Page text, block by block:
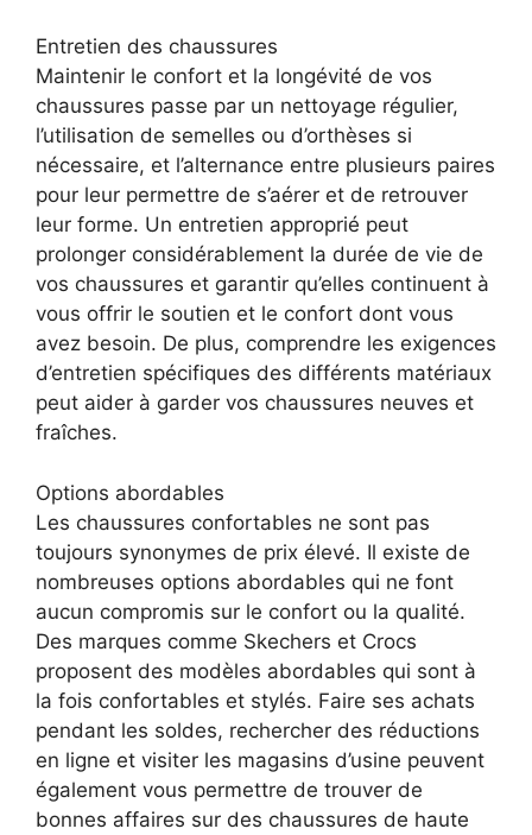
Entretien des chaussures
Maintenir le confort et la longévité de vos
chaussures passe par un nettoyage régulier,
l’utilisation de semelles ou d’orthèses si
nécessaire, et l’alternance entre plusieurs paires
pour leur permettre de s’aérer et de retrouver
leur forme. Un entretien approprié peut
prolonger considérablement la durée de vie de
vos chaussures et garantir qu’elles continuent à
vous offrir le soutien et le confort dont vous
avez besoin. De plus, comprendre les exigences
d’entretien spécifiques des différents matériaux
peut aider à garder vos chaussures neuves et
fraîches.
Options abordables
Les chaussures confortables ne sont pas
toujours synonymes de prix élevé. Il existe de
nombreuses options abordables qui ne font
aucun compromis sur le confort ou la qualité.
Des marques comme Skechers et Crocs
proposent des modèles abordables qui sont à
la fois confortables et stylés. Faire ses achats
pendant les soldes, rechercher des réductions
en ligne et visiter les magasins d’usine peuvent
également vous permettre de trouver de
bonnes affaires sur des chaussures de haute